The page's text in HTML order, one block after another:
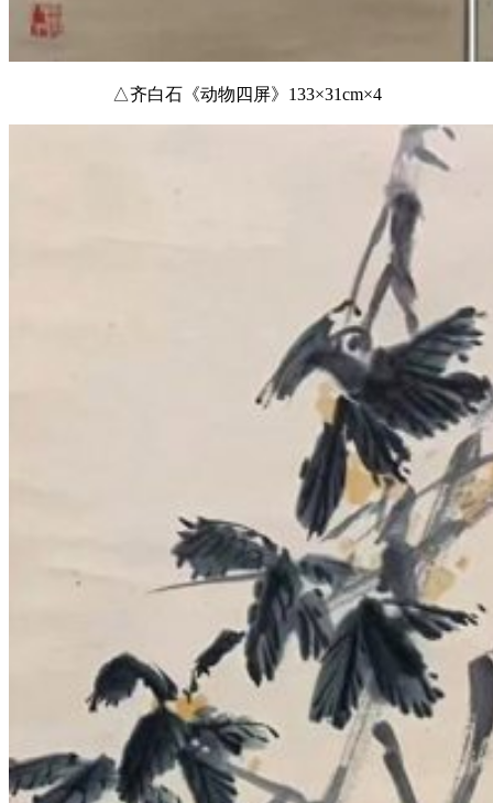
△齐白石《动物四屏》133×31cm×4